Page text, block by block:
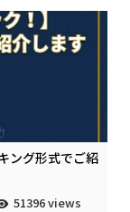
ング形式でご紹
51396 views